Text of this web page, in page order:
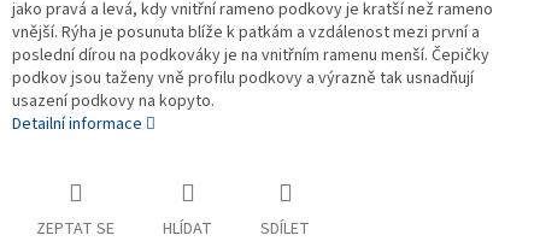
jako pravá a levá, kdy vnitřní rameno podkovy je kratší než rameno
vnější. Rýha je posunuta blíže k patkám a vzdálenost mezi první a
poslední dírou na podkováky je na vnitřním ramenu menší. Čepičky
podkov jsou taženy vně profilu podkovy a výrazně tak usnadňují
usazení podkovy na kopyto.
Detailní informace
ZEPTAT SE HLÍDAT SDÍLET